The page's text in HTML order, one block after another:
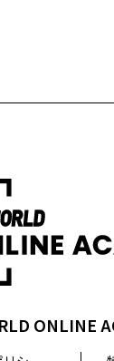
ONLINE